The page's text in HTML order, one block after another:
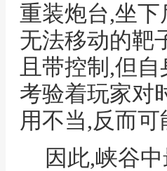
重装炮台,坐
无法移动的靶
且带控制,但
考验着玩家对
用不当,反而
因此,峡谷